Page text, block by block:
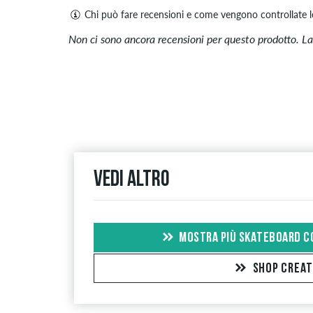
Chi può fare recensioni e come vengono controllate
Solo le persone con un account cliente
terze parti non verranno pubblicate. La
Non ci sono ancora recensioni per questo prodotto.
Vedi altro
MOSTRA PIÙ SKATEBOARD
SHOP